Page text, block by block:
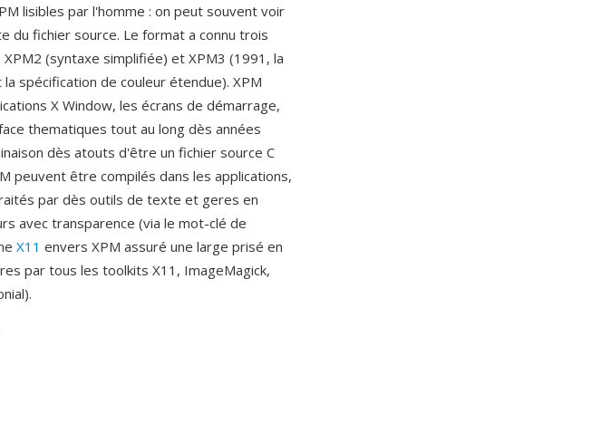
lisibles par l'homme : on peut souvent voir
du fichier source. Le format a connu trois
(syntaxe simplifiée) et XPM3 (1991, la
spécification de couleur étendue). XPM
X Window, les écrans de démarrage,
thematiques tout au long dès années
dès atouts d'être un fichier source C
peuvent être compilés dans les applications,
par dès outils de texte et geres en
avec transparence (via le mot-clé de
X11 envers XPM assuré une large prisé en
par tous les toolkits X11, ImageMagick,